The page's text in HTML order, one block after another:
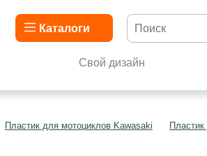
Каталоги
Свой дизайн
Пластик для мотоциклов Kawasaki